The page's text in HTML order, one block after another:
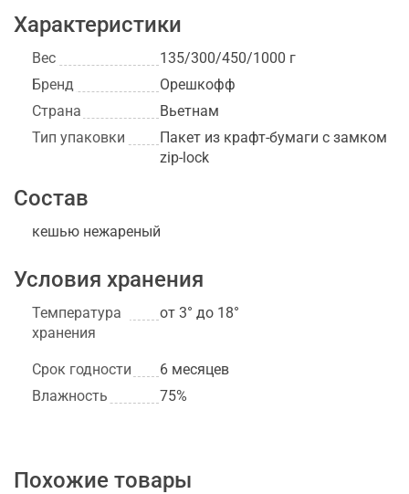
Характеристики
Вес
135/300/450/1000 г
Бренд
Орешкофф
Страна
Вьетнам
Тип упаковки
Пакет из крафт-бумаги с замком
zip-lock
Состав
кешью нежареный
Условия хранения
Температура
хранения
от 3° до 18°
Срок годности
6 месяцев
Влажность
75%
Похожие товары